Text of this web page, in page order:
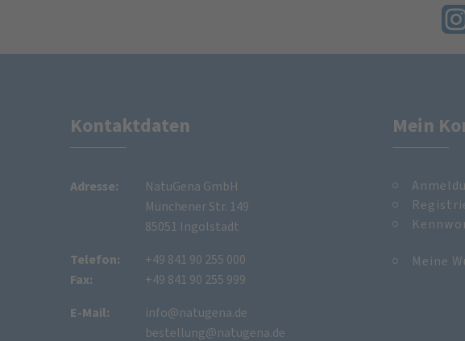
Kontaktdaten
Adresse:
NatuGena GmbH
Münchener Str. 149
85051 Ingolstadt
Telefon:
Fax:
+49 841 90 255 000
+49 841 90 255 999
E-Mail:
info@natugena.de
bestellung@natugena.de
Mein
Meine